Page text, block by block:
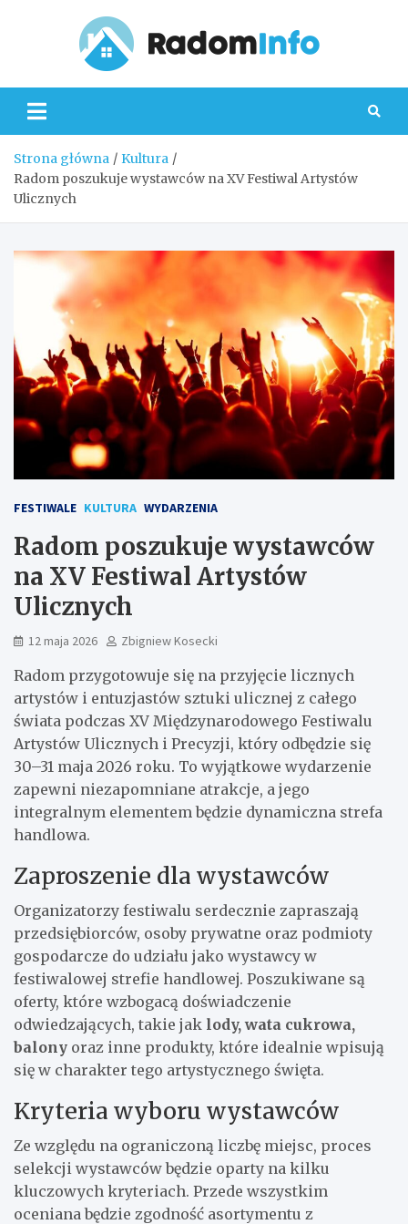
Strona główna
Kultura
Radom poszukuje wystawców na XV Festiwal Artystów
Ulicznych
FESTIWALE KULTURA WYDARZENIA
Radom poszukuje wystawców
na XV Festiwal Artystów
Ulicznych
12 maja 2026 Zbigniew Kosecki
Radom przygotowuje się na przyjęcie licznych
artystów i entuzjastów sztuki ulicznej z całego
świata podczas XV Międzynarodowego Festiwalu
Artystów Ulicznych i Precyzji, który odbędzie się
30–31 maja 2026 roku. To wyjątkowe wydarzenie
zapewni niezapomniane atrakcje, a jego
integralnym elementem będzie dynamiczna strefa
handlowa.
Zaproszenie dla wystawców
Organizatorzy festiwalu serdecznie zapraszają
przedsiębiorców, osoby prywatne oraz podmioty
gospodarcze do udziału jako wystawcy w
festiwalowej strefie handlowej. Poszukiwane są
oferty, które wzbogacą doświadczenie
odwiedzających, takie jak lody, wata cukrowa,
balony oraz inne produkty, które idealnie wpisują
się w charakter tego artystycznego święta.
Kryteria wyboru wystawców
Ze względu na ograniczoną liczbę miejsc, proces
selekcji wystawców będzie oparty na kilku
kluczowych kryteriach. Przede wszystkim
oceniana będzie zgodność asortymentu z